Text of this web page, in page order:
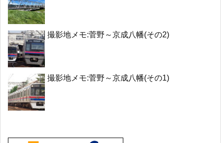
撮影地メモ:菅野～京成八幡(その2)
撮影地メモ:菅野～京成八幡(その1)